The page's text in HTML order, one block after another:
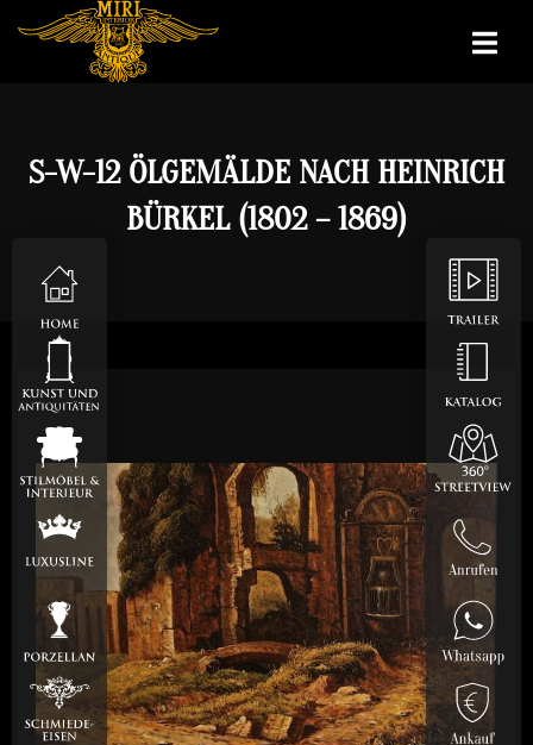
S-W-12 ÖLGEMÄLDE NACH HEINRICH
BÜRKEL (1802 – 1869)